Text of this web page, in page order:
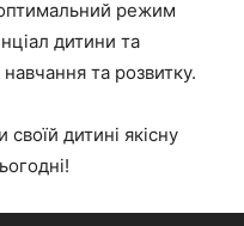
режим
дитини та
та розвитку.
дитині якісну